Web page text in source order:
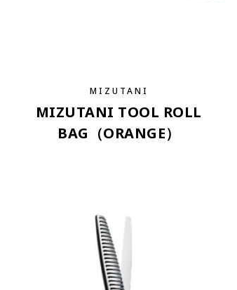
MIZUTANI
MIZUTANI TOOL ROLL
BAG（ORANGE）